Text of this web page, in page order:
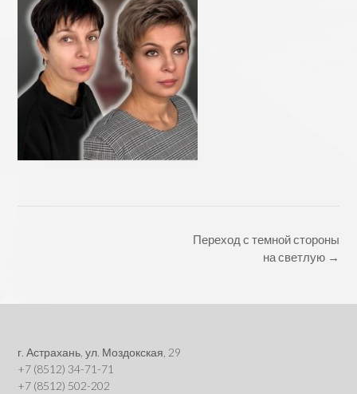
Переход с темной стороны
на светлую →
г. Астрахань, ул. Моздокская, 29
+7 (8512) 34-71-71
+7 (8512) 502-202